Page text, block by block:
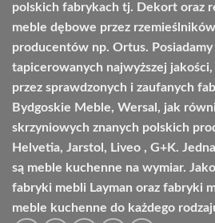
polskich fabrykach tj. Dekort oraz
meble dębowe przez
producentów np. Ortus.
tapicerowanych najwyższej
przez sprawdzonych i zaufanych
Bydgoskie Meble, Wersal, jak
skrzyniowych znanych polskich
Helvetia, Jarstol, Liveo , G+K.
są meble kuchenne na wymiar.
fabryki mebli Layman oraz fabryki
meble kuchenne do każdego